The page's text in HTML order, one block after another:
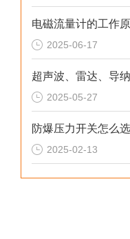
电磁流量计的工作
2025-06-17
2025-05-27
防爆压力开关怎么
2025-02-13